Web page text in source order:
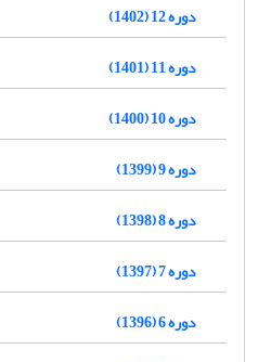
دوره 12 (1402)
دوره 11 (1401)
دوره 10 (1400)
دوره 9 (1399)
دوره 8 (1398)
دوره 7 (1397)
دوره 6 (1396)